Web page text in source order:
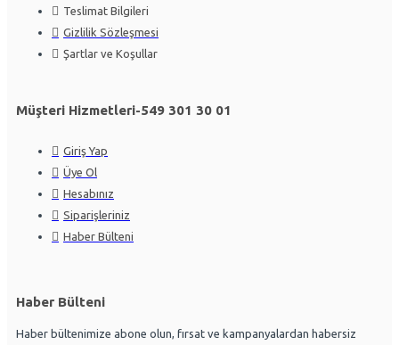
Teslimat Bilgileri
Gizlilik Sözleşmesi
Şartlar ve Koşullar
Müşteri Hizmetleri-549 301 30 01
Giriş Yap
Üye Ol
Hesabınız
Siparişleriniz
Haber Bülteni
Haber Bülteni
Haber bültenimize abone olun, fırsat ve kampanyalardan habersiz